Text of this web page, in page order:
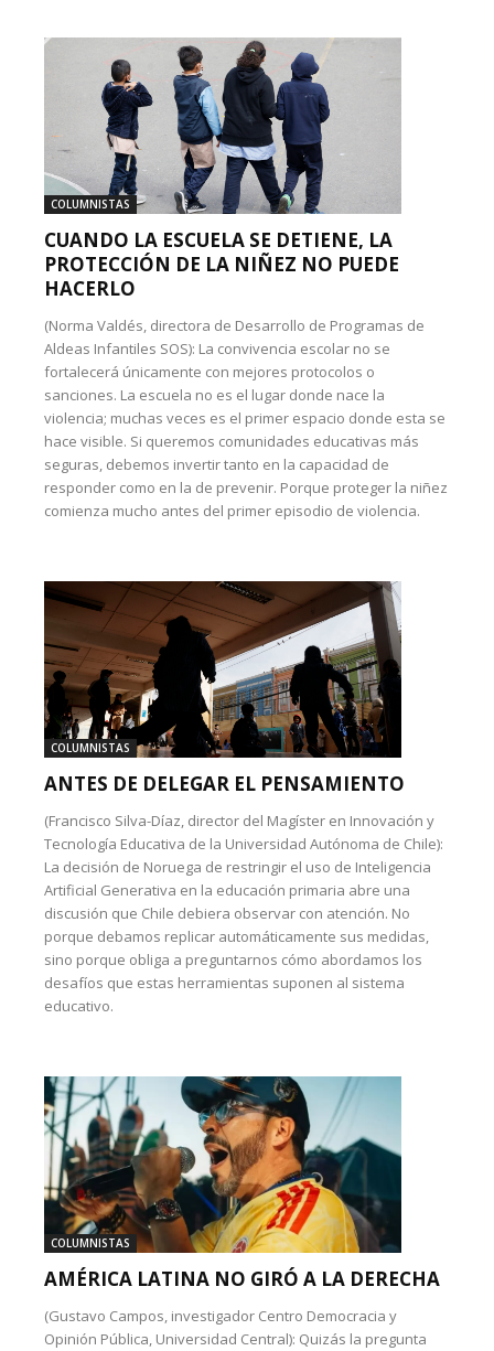
COLUMNISTAS
CUANDO LA ESCUELA SE DETIENE, LA
PROTECCIÓN DE LA NIÑEZ NO PUEDE
HACERLO
(Norma Valdés, directora de Desarrollo de Programas de
Aldeas Infantiles SOS): La convivencia escolar no se
fortalecerá únicamente con mejores protocolos o
sanciones. La escuela no es el lugar donde nace la
violencia; muchas veces es el primer espacio donde esta se
hace visible. Si queremos comunidades educativas más
seguras, debemos invertir tanto en la capacidad de
responder como en la de prevenir. Porque proteger la niñez
comienza mucho antes del primer episodio de violencia.
COLUMNISTAS
ANTES DE DELEGAR EL PENSAMIENTO
(Francisco Silva-Díaz, director del Magíster en Innovación y
Tecnología Educativa de la Universidad Autónoma de Chile):
La decisión de Noruega de restringir el uso de Inteligencia
Artificial Generativa en la educación primaria abre una
discusión que Chile debiera observar con atención. No
porque debamos replicar automáticamente sus medidas,
sino porque obliga a preguntarnos cómo abordamos los
desafíos que estas herramientas suponen al sistema
educativo.
COLUMNISTAS
AMÉRICA LATINA NO GIRÓ A LA DERECHA
(Gustavo Campos, investigador Centro Democracia y
Opinión Pública, Universidad Central): Quizás la pregunta